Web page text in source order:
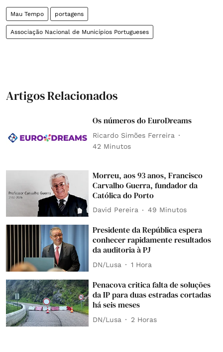
Mau Tempo portagens
Associação Nacional de Municípios Portugueses
Artigos Relacionados
Os números do EuroDreams
Ricardo Simões Ferreira
42 Minutos
Morreu, aos 93 anos, Francisco
Carvalho Guerra, fundador da
Católica do Porto
David Pereira 49 Minutos
Presidente da República espera
conhecer rapidamente resultados
da auditoria à PJ
DN/Lusa 1 Hora
Penacova critica falta de soluções
da IP para duas estradas cortadas
há seis meses
DN/Lusa 2 Horas